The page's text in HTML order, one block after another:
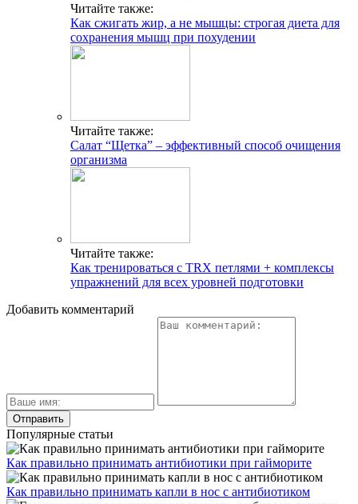
Читайте также:
Как сжигать жир, а не мышцы: строгая диета для
сохранения мышц при похудении
Читайте также:
Салат “Щетка” – эффективный способ очищения
организма
Читайте также:
Как тренироваться с TRX петлями + комплексы
упражнений для всех уровней подготовки
Добавить комментарий
Популярные статьи
Как правильно принимать антибиотики при гайморите
Как правильно принимать капли в нос с антибиотиком